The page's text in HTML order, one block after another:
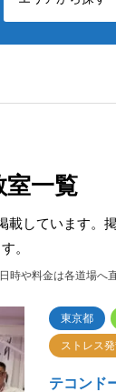
室一覧
載しています。
。
や料金は各道場へ
東京都
ストレス
テコンド